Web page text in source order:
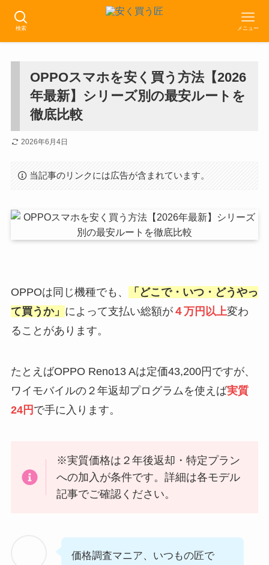
検索 メニュー
OPPOスマホを安く買う方法【2026
年最新】シリーズ別の最安ルートを
徹底比較
2026年6月4日
当記事のリンクには広告が含まれています。
OPPOは同じ機種でも、
「どこで・いつ・どうやっ
て買うか」 によって支払い総額が４万円以上変わ
ることがあります。
たとえばOPPO Reno13 Aは定価43,200円ですが、
ワイモバイルの２年返却プログラムを使えば実質
24円 で手に入ります。
※実質価格は２年後返却・特定プラン
への加入が条件です。詳細は各モデル
記事でご確認ください。
価格調査マニア、いつもの匠で